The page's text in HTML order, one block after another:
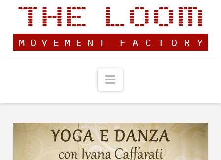
Navigation